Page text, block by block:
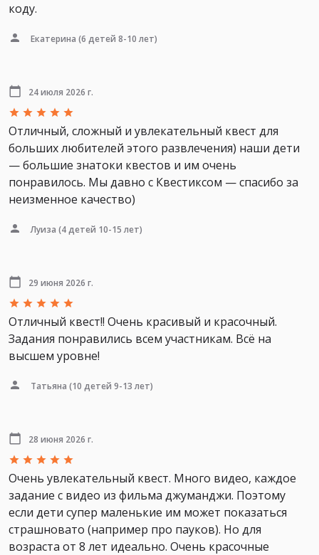
коду.
Екатерина (6 детей 8-10 лет)
24 июля 2026 г.
Отличный, сложный и увлекательный квест для
больших любителей этого развлечения) наши дети
— большие знатоки квестов и им очень
понравилось. Мы давно с Квестиксом — спасибо за
неизменное качество)
Луиза (4 детей 10-15 лет)
29 июня 2026 г.
Отличный квест!! Очень красивый и красочный.
Задания понравились всем участникам. Всё на
высшем уровне!
Татьяна (10 детей 9-13 лет)
28 июня 2026 г.
Очень увлекательный квест. Много видео, каждое
задание с видео из фильма джуманджи. Поэтому
если дети супер маленькие им может показаться
страшновато (например про пауков). Но для
возраста от 8 лет идеально. Очень красочные